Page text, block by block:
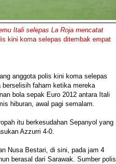
Itali selepas La Roja mencatat
kini koma selepas ditembak empat
anggota polis kini koma selepas
faham ketika mereka
bola sepak Euro 2012 antara Itali
hiburan, awal pagi semalam.
itu berkesudahan Sepanyol yang
Azzurri 4-0.
Nusa Bestari, di sini, pada jam 4
berasal dari Sarawak. Sumber polis